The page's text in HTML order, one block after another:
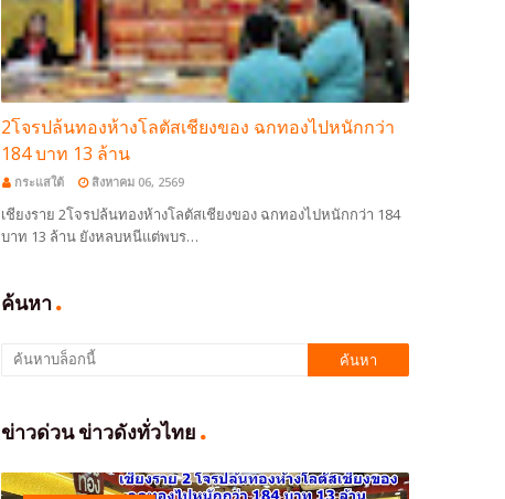
2โจรปล้นทองห้างโลตัสเชียงของ ฉกทองไปหนักกว่า
184 บาท 13 ล้าน
กระแสใต้ สิงหาคม 06, 2569
เชียงราย 2โจรปล้นทองห้างโลตัสเชียงของ ฉกทองไปหนักกว่า 184
บาท 13 ล้าน ยังหลบหนีแต่พบร…
ค้นหา
ข่าวด่วน ข่าวดังทั่วไทย